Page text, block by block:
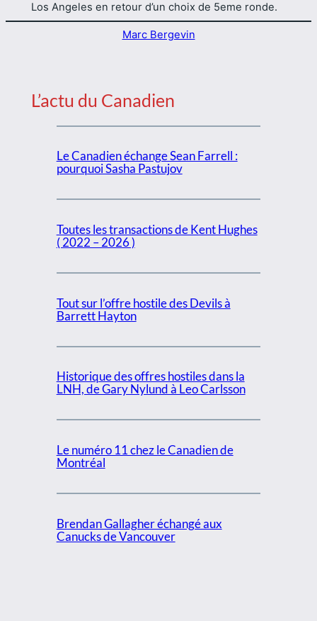
Los Angeles en retour d’un choix de 5eme ronde.
Marc Bergevin
L’actu du Canadien
Le Canadien échange Sean Farrell :
pourquoi Sasha Pastujov
Toutes les transactions de Kent Hughes
( 2022 – 2026 )
Tout sur l’offre hostile des Devils à
Barrett Hayton
Historique des offres hostiles dans la
LNH, de Gary Nylund à Leo Carlsson
Le numéro 11 chez le Canadien de
Montréal
Brendan Gallagher échangé aux
Canucks de Vancouver